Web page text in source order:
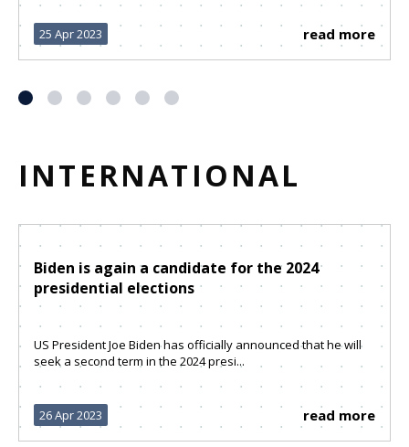
25 Apr 2023 read more
INTERNATIONAL
Biden is again a candidate for the 2024
presidential elections
US President Joe Biden has officially announced that he will
seek a second term in the 2024 presi...
26 Apr 2023 read more